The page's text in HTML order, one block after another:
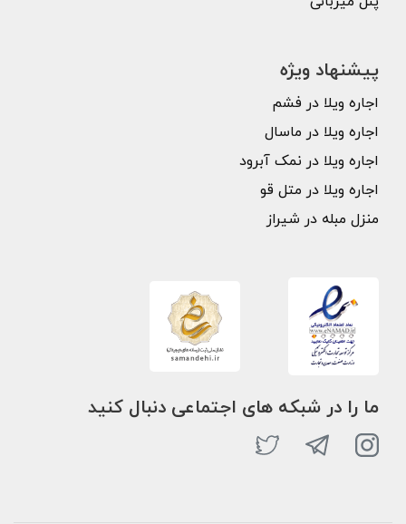
پیشنهاد ویژه
اجاره ویلا در فشم
اجاره ویلا در ماسال
اجاره ویلا در نمک آبرود
اجاره ویلا در متل قو
منزل مبله در شیراز
ما را در شبکه های اجتماعی دنبال کنید